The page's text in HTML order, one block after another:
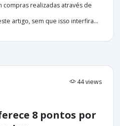
realizadas através de
artigo, sem que isso interfira...
44 views
8 pontos por